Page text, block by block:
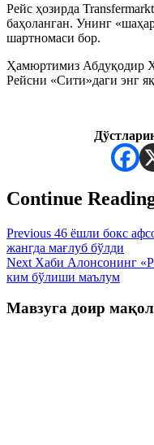
Рейс ҳозирда
баҳоланган. Унинг
шартномаси бор.
Ҳамюртимиз Абдуқодир
Рейсни «Сити»даги энг
Continue
Previous 46 ёшли бокс
жангда мағлуб бўлди
Next Хаби Алонсонинг
ким бўлиши маълум
Мавзуга доир